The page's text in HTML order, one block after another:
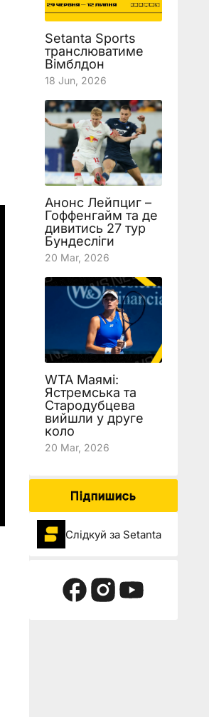
Setanta Sports
транслюватиме
Вімблдон
18 Jun, 2026
Анонс Лейпциг –
Гоффенгайм та де
дивитись 27 тур
Бундесліги
20 Mar, 2026
WTA Маямі:
Ястремська та
Стародубцева
вийшли у друге
коло
20 Mar, 2026
Підпишись
Слідкуй за Setanta